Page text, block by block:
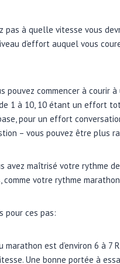
pas à quelle vitesse vous
d’effort auquel vous
pouvez commencer à courir
1 à 10, 10 étant un effort
pour un effort
– vous pouvez être plus
avez maîtrisé votre rythme
comme votre rythme
pour ces pas:
marathon est d’environ 6 à
Une bonne portée à